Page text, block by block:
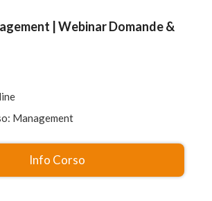
| Webinar Domande &
Management
Info Corso